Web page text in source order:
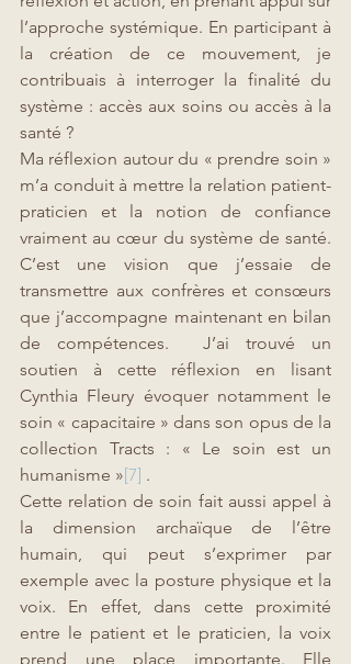
l’approche systémique. En participant à
la création de ce mouvement, je
contribuais à interroger la finalité du
système : accès aux soins ou accès à la
santé ?
Ma réflexion autour du « prendre soin »
m’a conduit à mettre la relation patient-
praticien et la notion de confiance
vraiment au cœur du système de santé.
C’est une vision que j’essaie de
transmettre aux confrères et consœurs
que j’accompagne maintenant en bilan
de compétences.  J’ai trouvé un
soutien à cette réflexion en lisant
Cynthia Fleury évoquer notamment le
soin « capacitaire » dans son opus de la
collection Tracts : « Le soin est un
humanisme »[7] .
Cette relation de soin fait aussi appel à
la dimension archaïque de l’être
humain, qui peut s’exprimer par
exemple avec la posture physique et la
voix. En effet, dans cette proximité
entre le patient et le praticien, la voix
prend une place importante. Elle